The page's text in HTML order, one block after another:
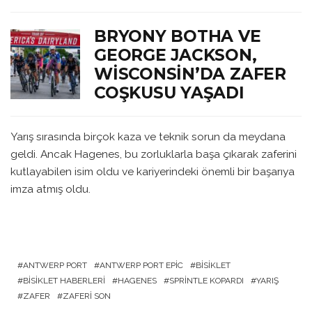
BRYONY BOTHA VE
GEORGE JACKSON,
WISCONSIN’DA ZAFER
COŞKUSU YAŞADI
Yarış sırasında birçok kaza ve teknik sorun da meydana
geldi. Ancak Hagenes, bu zorluklarla başa çıkarak zaferini
kutlayabilen isim oldu ve kariyerindeki önemli bir başarıya
imza atmış oldu.
ANTWERP PORT ANTWERP PORT EPIC
BISIKLET
BISIKLET HABERLERI
HAGENES SPRINTLE KOPARDI
YARIŞ
ZAFER
ZAFERI SON